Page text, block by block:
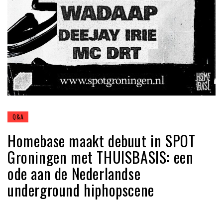
Q&A
Homebase maakt debuut in SPOT
Groningen met THUISBASIS: een
ode aan de Nederlandse
underground hiphopscene